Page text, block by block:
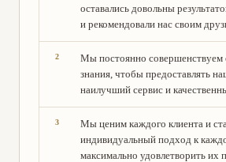
оставались довольны
и рекомендовали нас своим
Мы постоянно совершенствуем
знания, чтобы предоставлять
наилучший сервис и
Мы ценим каждого клиента и
индивидуальный подход к
максимально удовлетворить их